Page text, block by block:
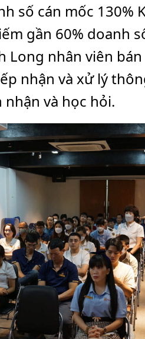
số cán mốc
gần 60% doanh
nhân viên
nhận và xử lý
và học hỏi.